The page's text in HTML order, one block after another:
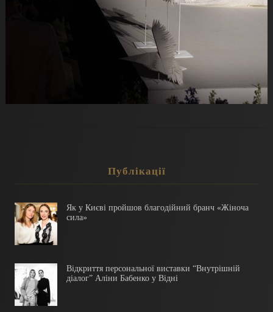
Публікації
Як у Києві пройшов благодійний бранч «Жіноча
сила»
Відкриття персональної виставки “Внутрішній
діалог” Аліни Бабенко у Відні